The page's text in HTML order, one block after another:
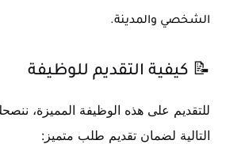
الشخصي والمدينة.
📝 كيفية التقديم للوظيفة
للتقديم على هذه الوظيفة المميزة،
التالية لضمان تقديم طلب متميز: